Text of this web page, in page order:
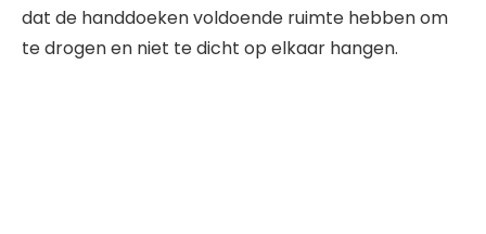
dat de handdoeken voldoende ruimte hebben om
te drogen en niet te dicht op elkaar hangen.